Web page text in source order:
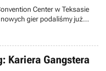
Center w Teksasie
gier podaliśmy już
podsumowanie.
Kariera Gangstera